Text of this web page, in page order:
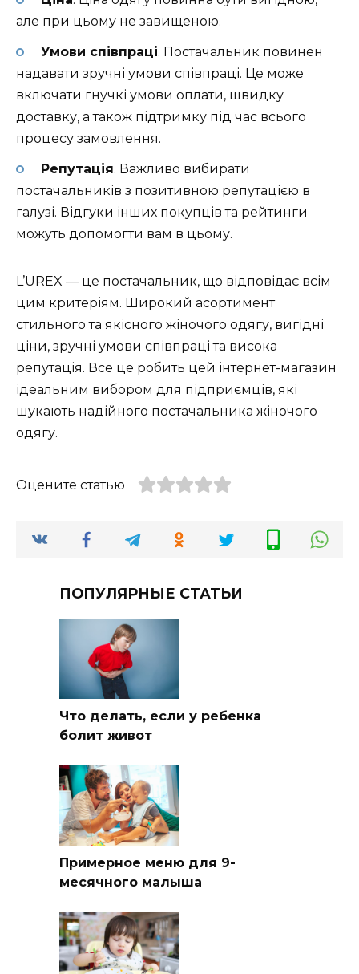
але при цьому не завищеною.
Умови співпраці. Постачальник повинен
надавати зручні умови співпраці. Це може
включати гнучкі умови оплати, швидку
доставку, а також підтримку під час всього
процесу замовлення.
Репутація. Важливо вибирати
постачальників з позитивною репутацією в
галузі. Відгуки інших покупців та рейтинги
можуть допомогти вам в цьому.
L’UREX — це постачальник, що відповідає всім
цим критеріям. Широкий асортимент
стильного та якісного жіночого одягу, вигідні
ціни, зручні умови співпраці та висока
репутація. Все це робить цей інтернет-магазин
ідеальним вибором для підприємців, які
шукають надійного постачальника жіночого
одягу.
Оцените статью
ПОПУЛЯРНЫЕ СТАТЬИ
Что делать, если у ребенка
болит живот
Примерное меню для 9-
месячного малыша